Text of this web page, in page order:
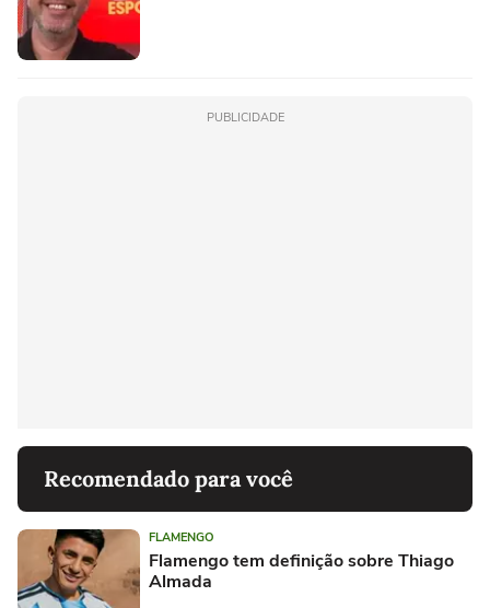
PUBLICIDADE
Recomendado para você
FLAMENGO
Flamengo tem definição sobre Thiago
Almada